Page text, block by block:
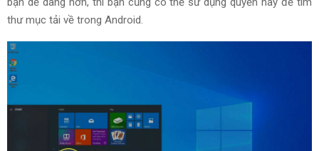
thư mục tải về trong Android.